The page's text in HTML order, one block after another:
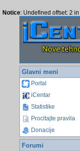
Notice: Undefined offset: 2 in
Glavni meni
Portal
iCentar
Statistike
Procitajte pravila
Donacije
Forumi